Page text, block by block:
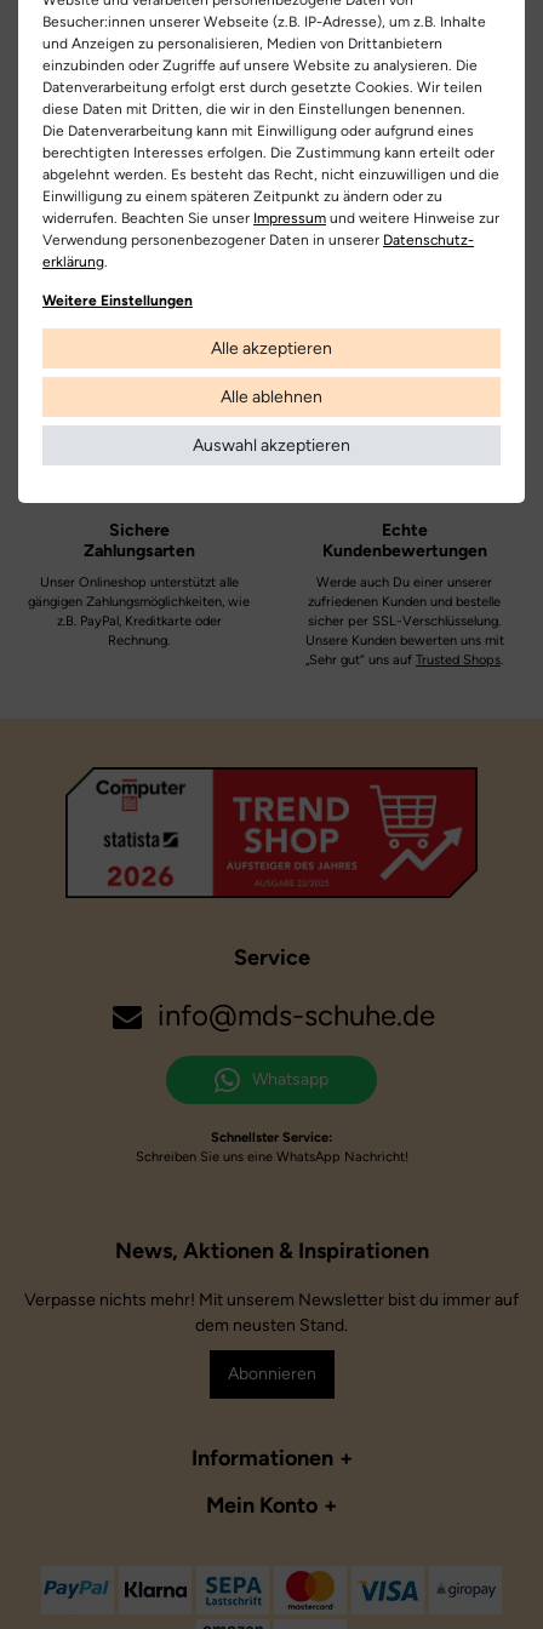
optimalen Schutz bei jedem Wetter. Dank der wasserdichten
Membran bleibt alles trocken – selbst bei Schnee und Matsch.
Der Klettverschluss macht das An- und Ausziehen kinderleicht,
während die rutschfeste Gummisohle sicheren Halt bietet. Die
extra weite Passform bietet viel Bewegungsfreiheit für kleine
Füße.Ein niedliches Design mit fantasievollen Details rundet den
Look perfekt ab. Kombiniere den Annika Schnee-Boot mit einer
dicken Thermohose und einem farbenfrohen Parka – so ist Dein
Kind bestens für den Winter gerüstet!
Artikel-ID: 32699
Artikel-Nr.: 464200024
Schuhart: Schneeboots
Bezeichnung: Annika
Obermaterial: Hightech | Textil
Innenfutter:
Decksohle: Vildona | warm
Laufsohle: Gummi
Farbe: grau | pink
Verschluss: Klettverschluss
Weite:
Motiv: Drachen
EU Verantwortlicher
RICOSTA Schuhfabriken GmbH
Dürrheimer Str. 43, 78166 Donaueschingen, Deutschland
+ 49 771 805-0
Hersteller
Ricosta
Teilen
Kostenlose
Lieferung
Die Lieferung innerhalb Deutschlands
versandkostenfrei und erfolgt mit
DHL.
Wir verkaufen nur Origininalprodukte,
die direkt vom Hersteller bezogen
werden, in unseren Regalen liegen und
Sichere
Zahlungsarten
Unser Onlineshop unterstützt alle
gängigen Zahlungsmöglichkeiten, wie
z.B. PayPal, Kreditkarte oder
Rechnung.
Echte
Kundenbewertungen
Werde auch Du einer unserer
zufriedenen Kunden und bestelle
sicher per SSL-Verschlüsselung.
Unsere Kunden bewerten uns mit
„Sehr gut“ uns auf Trusted Shops.
Service
info@mds-schuhe.de
Whatsapp
Schnellster Service:
Schreiben Sie uns eine WhatsApp Nachricht!
Informationen
Mein Konto
Verpasse nichts mehr! Mit unserem Newsletter bist du immer auf
dem neusten Stand.
Abonnieren
Besucher:innen unserer Webseite (z.B. IP-Adresse), um z.B. Inhalte
und Anzeigen zu personalisieren, Medien von Drittanbietern
einzubinden oder Zugriffe auf unsere Website zu analysieren. Die
Datenverarbeitung erfolgt erst durch gesetzte Cookies. Wir teilen
diese Daten mit Dritten, die wir in den Einstellungen benennen.
Die Datenverarbeitung kann mit Einwilligung oder aufgrund eines
berechtigten Interesses erfolgen. Die Zustimmung kann erteilt oder
abgelehnt werden. Es besteht das Recht, nicht einzuwilligen und die
Einwilligung zu einem späteren Zeitpunkt zu ändern oder zu
widerrufen. Beachten Sie unser Impressum und weitere Hinweise zur
Verwendung personenbezogener Daten in unserer Daten­schutz­
erklärung
Weitere Einstellungen
Alle akzeptieren
Alle ablehnen
Auswahl akzeptieren